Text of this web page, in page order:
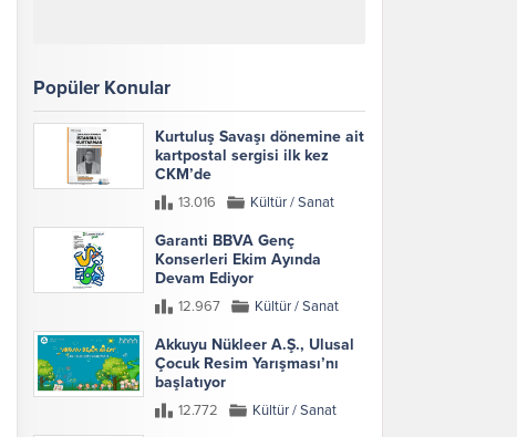
Popüler Konular
Kurtuluş Savaşı dönemine ait
kartpostal sergisi ilk kez
CKM’de
13.016 Kültür / Sanat
Garanti BBVA Genç
Konserleri Ekim Ayında
Devam Ediyor
12.967 Kültür / Sanat
Akkuyu Nükleer A.Ş., Ulusal
Çocuk Resim Yarışması’nı
başlatıyor
12.772 Kültür / Sanat